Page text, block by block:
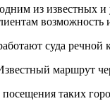
из известных
суда
маршрут
таких